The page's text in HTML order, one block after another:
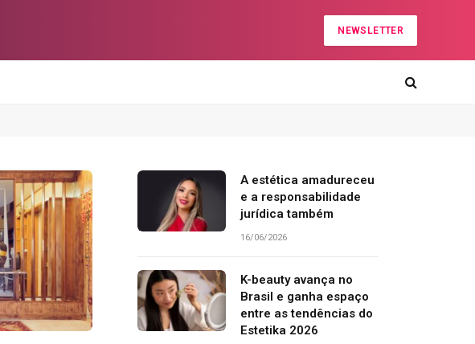
NEWSLETTER
A estética amadureceu
e a responsabilidade
jurídica também
16/06/2026
K-beauty avança no
Brasil e ganha espaço
entre as tendências do
Estetika 2026